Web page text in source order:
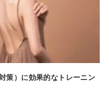
策）に効果的なトレーニン